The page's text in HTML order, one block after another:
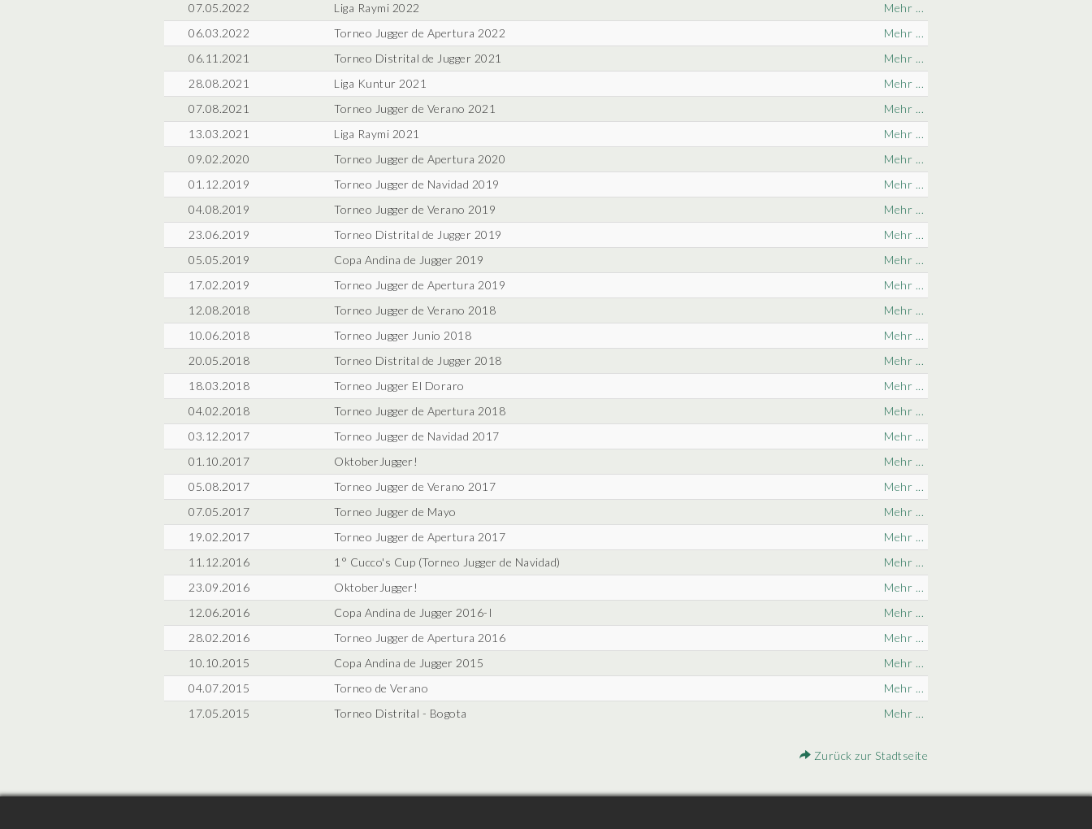
07.05.2022
Liga Raymi 2022
Mehr ...
06.03.2022
Torneo Jugger de Apertura 2022
Mehr ...
06.11.2021
Torneo Distrital de Jugger 2021
Mehr ...
28.08.2021
Liga Kuntur 2021
Mehr ...
07.08.2021
Torneo Jugger de Verano 2021
Mehr ...
13.03.2021
Liga Raymi 2021
Mehr ...
09.02.2020
Torneo Jugger de Apertura 2020
Mehr ...
01.12.2019
Torneo Jugger de Navidad 2019
Mehr ...
04.08.2019
Torneo Jugger de Verano 2019
Mehr ...
23.06.2019
Torneo Distrital de Jugger 2019
Mehr ...
05.05.2019
Copa Andina de Jugger 2019
Mehr ...
17.02.2019
Torneo Jugger de Apertura 2019
Mehr ...
12.08.2018
Torneo Jugger de Verano 2018
Mehr ...
10.06.2018
Torneo Jugger Junio 2018
Mehr ...
20.05.2018
Torneo Distrital de Jugger 2018
Mehr ...
18.03.2018
Torneo Jugger El Doraro
Mehr ...
04.02.2018
Torneo Jugger de Apertura 2018
Mehr ...
03.12.2017
Torneo Jugger de Navidad 2017
Mehr ...
01.10.2017
OktoberJugger!
Mehr ...
05.08.2017
Torneo Jugger de Verano 2017
Mehr ...
07.05.2017
Torneo Jugger de Mayo
Mehr ...
19.02.2017
Torneo Jugger de Apertura 2017
Mehr ...
11.12.2016
1° Cucco's Cup (Torneo Jugger de Navidad)
Mehr ...
23.09.2016
OktoberJugger!
Mehr ...
12.06.2016
Copa Andina de Jugger 2016-I
Mehr ...
28.02.2016
Torneo Jugger de Apertura 2016
Mehr ...
10.10.2015
Copa Andina de Jugger 2015
Mehr ...
04.07.2015
Torneo de Verano
Mehr ...
17.05.2015
Torneo Distrital - Bogota Mehr ...
Zurück zur Stadtseite